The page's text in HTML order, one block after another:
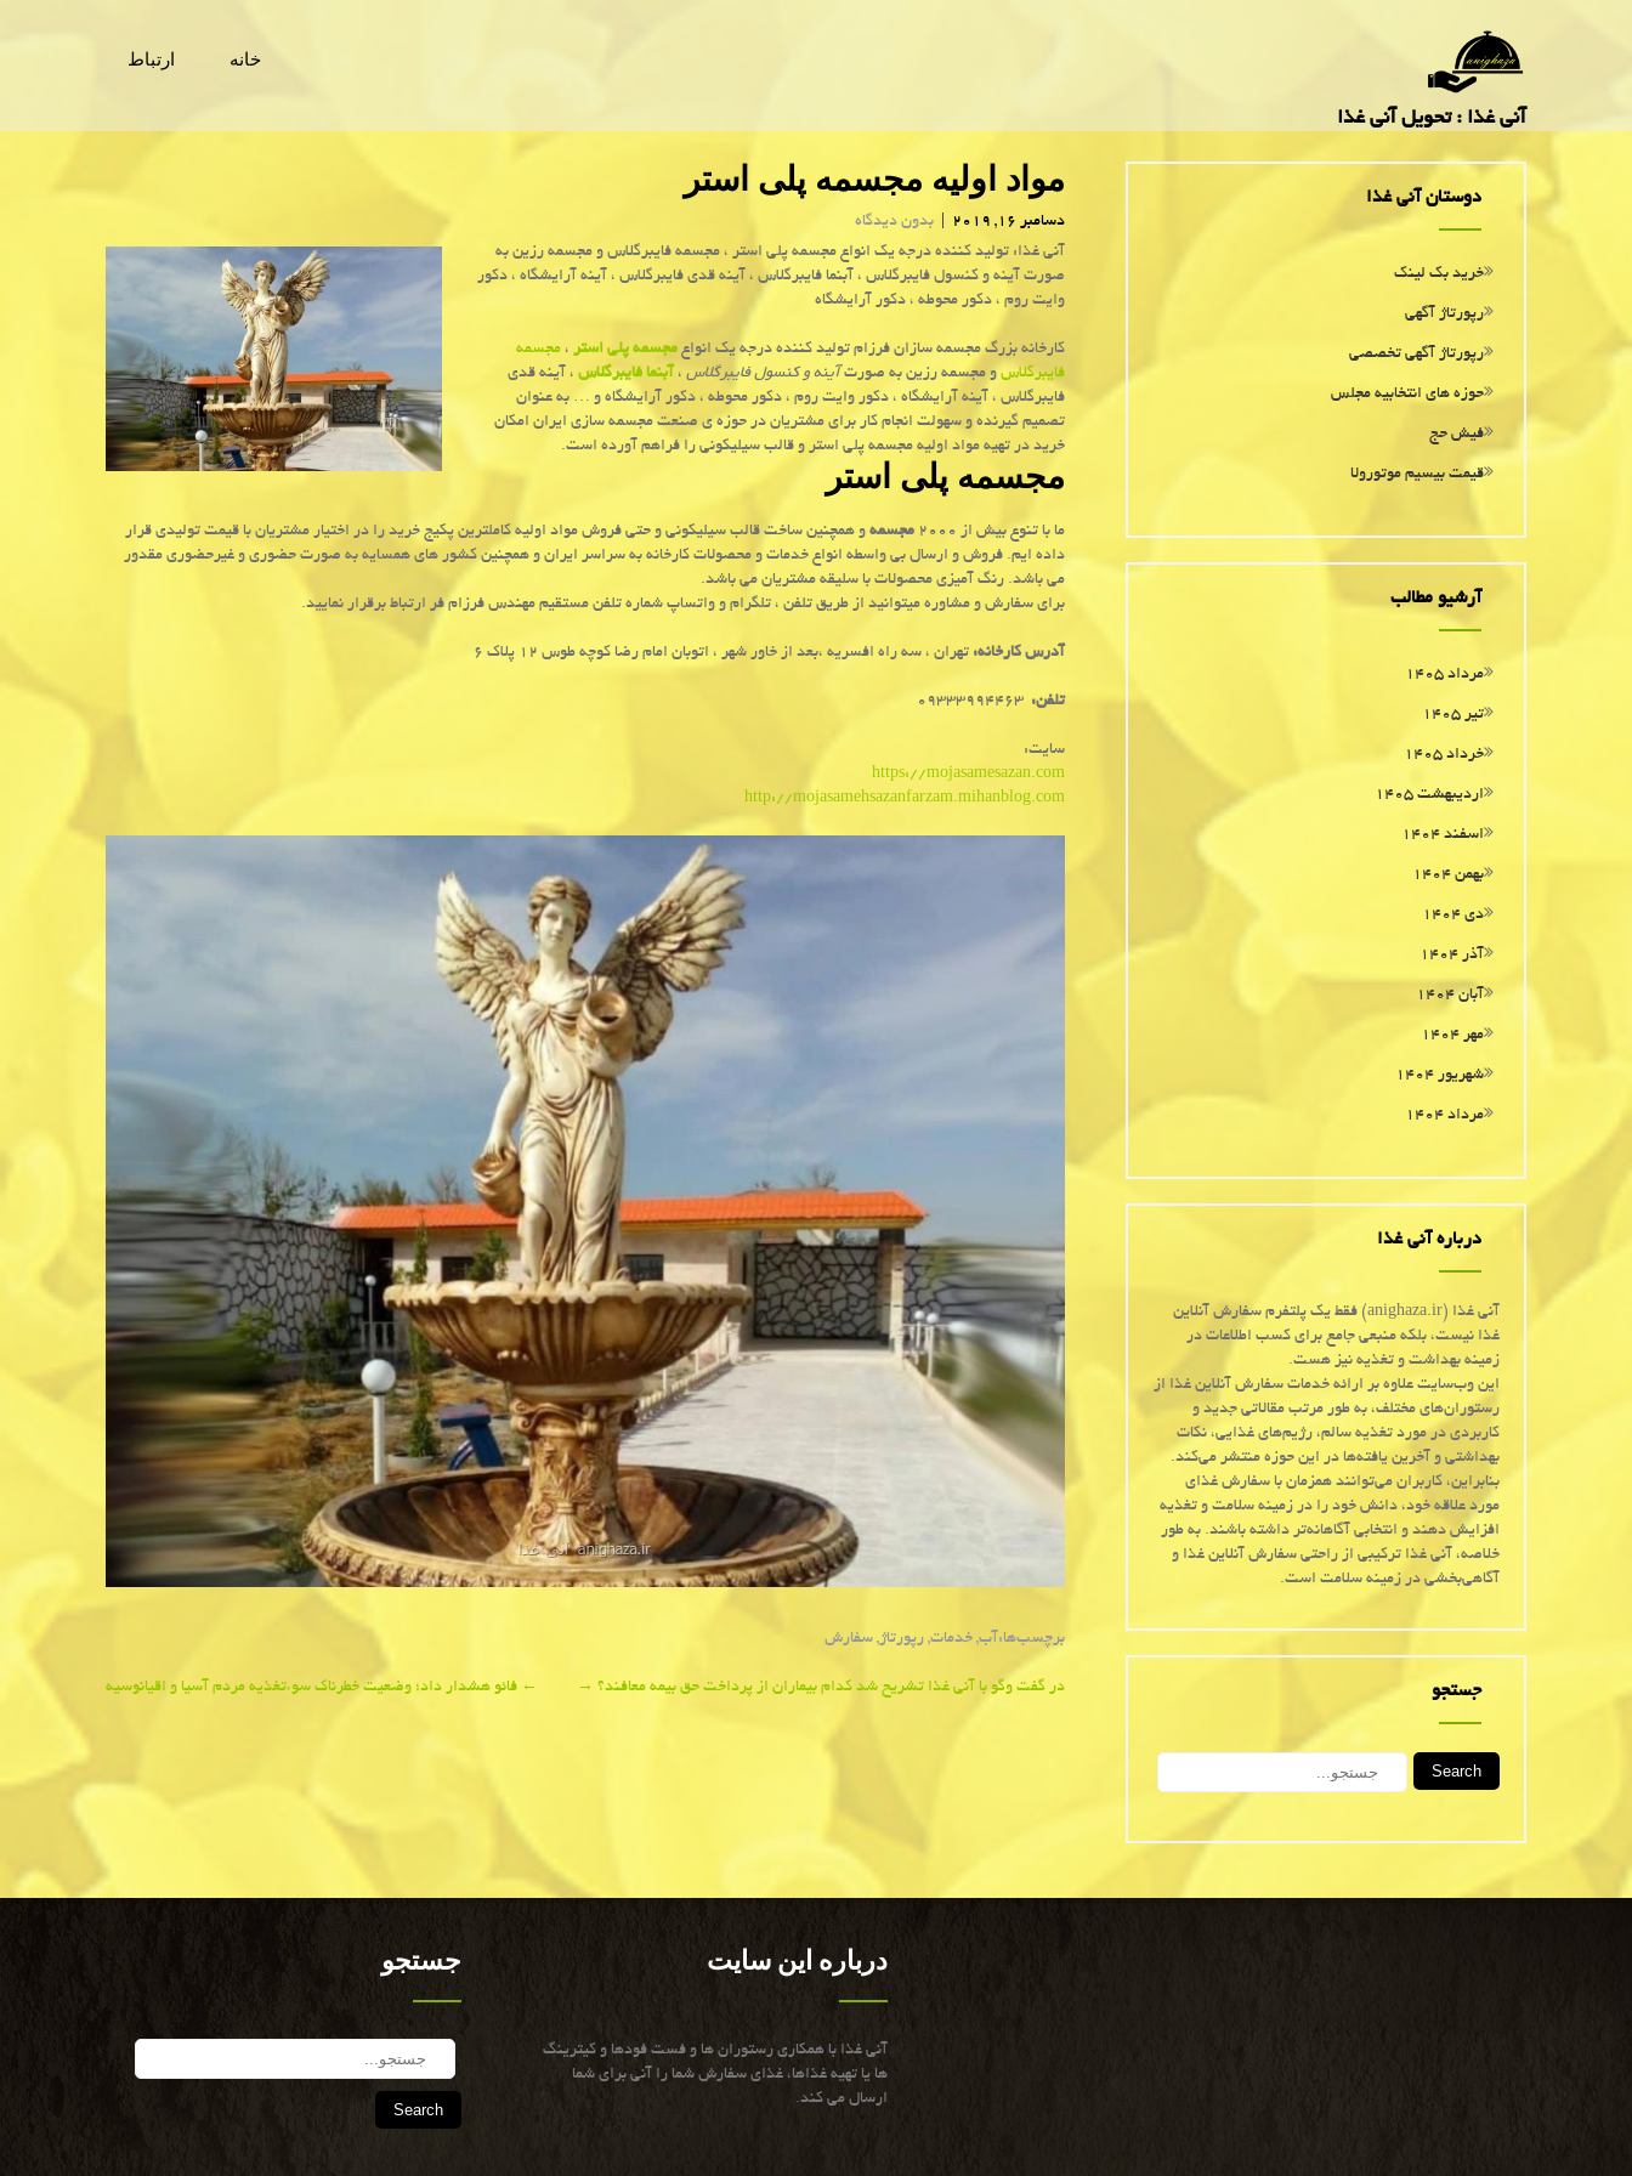
آنی غذا : تحویل آنی غذا
خانه ارتباط
مواد اولیه مجسمه پلی استر
دسامبر 16, 2019
بدون دیدگاه
آنی غذا: تولید كننده درجه یك انواع مجسمه پلی استر ، مجسمه فایبرگلاس و مجسمه رزین به
صورت آینه و كنسول فایبرگلاس ، آبنما فایبرگلاس ، آینه قدی فایبرگلاس ، آینه آرایشگاه ، دكور
وایت روم ، دكور محوطه ، دكور آرایشگاه
کارخانه بزرگ مجسمه سازان فرزام تولید کننده درجه یک انواع مجسمه پلی استر ، مجسمه
فایبرگلاس و مجسمه رزین به صورت آینه و کنسول فایبرگلاس ، آبنما فایبرگلاس ، آینه قدی
فایبرگلاس ، آینه آرایشگاه ، دکور وایت روم ، دکور محوطه ، دکور آرایشگاه و … به عنوان
تصمیم گیرنده و سهولت انجام کار برای مشتریان در حوزه ی صنعت مجسمه سازی ایران امکان
خرید در تهیه مواد اولیه مجسمه پلی استر و قالب سیلیکونی را فراهم آورده است.
مجسمه پلی استر
ما با تنوع بیش از ۲۰۰۰ مجسمه و همچنین ساخت قالب سیلیکونی و حتی فروش مواد اولیه کاملترین پکیج خرید را در اختیار مشتریان با قیمت تولیدی قرار
داده ایم. فروش و ارسال بی واسطه انواع خدمات و محصولات کارخانه به سراسر ایران و همچنین کشور های همسایه به صورت حضوری و غیرحضوری مقدور
می باشد. رنگ آمیزی محصولات با سلیقه مشتریان می باشد.
برای سفارش و مشاوره میتوانید از طریق تلفن ، تلگرام و واتساپ شماره تلفن مستقیم مهندس فرزام فر ارتباط برقرار نمایید.
آدرس کارخانه: تهران ، سه راه افسریه ،بعد از خاور شهر ، اتوبان امام رضا کوچه طوس ۱۲ پلاک ۶
تلفن:
سایت:
https://mojasamesazan.com
http://mojasamehsazanfarzam.mihanblog.com
برچسب‌ها: آب, خدمات, رپورتاژ, سفارش
Post
← فائو هشدار داد؛ وضعیت خطرناك سوءتغذیه مردم آسیا و اقیانوسیه در گفت وگو با آنی غذا تشریح شد كدام بیماران از پرداخت حق بیمه معافند؟ →
دوستان آنی غذا
خرید بک لینک
رپورتاژ آگهی
رپورتاژ آگهی تخصصی
حوزه های انتخابیه مجلس
فیش حج
قیمت بیسیم موتورولا
آرشیو مطالب
مرداد ۱۴۰۵
تیر ۱۴۰۵
خرداد ۱۴۰۵
اردیبهشت ۱۴۰۵
اسفند ۱۴۰۴
بهمن ۱۴۰۴
دی ۱۴۰۴
آذر ۱۴۰۴
آبان ۱۴۰۴
مهر ۱۴۰۴
شهریور ۱۴۰۴
مرداد ۱۴۰۴
درباره آنی غذا
آنی غذا (anighaza.ir) فقط یک پلتفرم سفارش آنلاین
غذا نیست، بلکه منبعی جامع برای کسب اطلاعات در
زمینه بهداشت و تغذیه نیز هست.
این وب‌سایت علاوه بر ارائه خدمات سفارش آنلاین غذا از
رستوران‌های مختلف، به طور مرتب مقالاتی جدید و
کاربردی در مورد تغذیه سالم، رژیم‌های غذایی، نکات
بهداشتی و آخرین یافته‌ها در این حوزه منتشر می‌کند.
بنابراین، کاربران می‌توانند همزمان با سفارش غذای
مورد علاقه خود، دانش خود را در زمینه سلامت و تغذیه
افزایش دهند و انتخابی آگاهانه‌تر داشته باشند. به طور
خلاصه، آنی غذا ترکیبی از راحتی سفارش آنلاین غذا و
آگاهی‌بخشی در زمینه سلامت است.
جستجو
Search
جستجو درباره این سایت
آنی غذا با همكاری رستوران ها و فست فودها و كیترینگ
ها یا تهیه غذاها، غذای سفارش شما را آنی برای شما
ارسال می كند.